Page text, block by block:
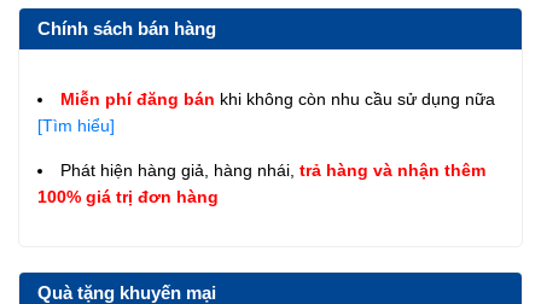
Chính sách bán hàng
Miễn phí đăng bán khi không còn nhu cầu sử dụng nữa
[Tìm hiểu]
Phát hiện hàng giả, hàng nhái, trả hàng và nhận thêm
100% giá trị đơn hàng
Quà tặng khuyến mại